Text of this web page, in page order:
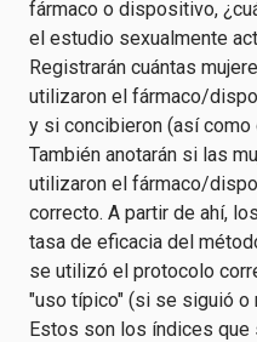
fármaco o dispositivo,
el estudio sexualmente
Registrarán cuántas
utilizaron el fármaco/
y si concibieron (así
También anotarán si las
utilizaron el fármaco/
correcto. A partir de ahí,
tasa de eficacia del
se utilizó el protocolo
"uso típico" (si se siguió o
Estos son los índices que